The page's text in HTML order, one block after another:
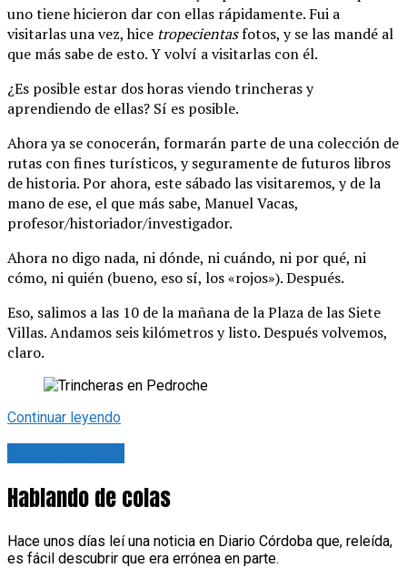
uno tiene hicieron dar con ellas rápidamente. Fui a
visitarlas una vez, hice tropecientasfotos, y se las mandé al
que más sabe de esto. Y volví a visitarlas con él.
¿Es posible estar dos horas viendo trincheras y
aprendiendo de ellas? Sí es posible.
Ahora ya se conocerán, formarán parte de una colección de
rutas con fines turísticos, y seguramente de futuros libros
de historia. Por ahora, este sábado las visitaremos, y de la
mano de ese, el que más sabe, Manuel Vacas,
profesor/historiador/investigador.
Ahora no digo nada, ni dónde, ni cuándo, ni por qué, ni
cómo, ni quién (bueno, eso sí, los «rojos»). Después.
Eso, salimos a las 10 de la mañana de la Plaza de las Siete
Villas. Andamos seis kilómetros y listo. Después volvemos,
claro.
Continuar leyendo
Hablando de colas
Hace unos días leí una noticia en Diario Córdoba que, releída,
es fácil descubrir que era errónea en parte.